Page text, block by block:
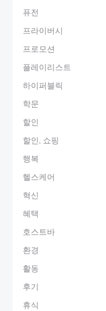
퓨전
프라이버시
프로모션
플레이리스트
하이퍼블릭
학문
할인
할인, 쇼핑
행복
헬스케어
혁신
혜택
호스트바
환경
활동
후기
휴식